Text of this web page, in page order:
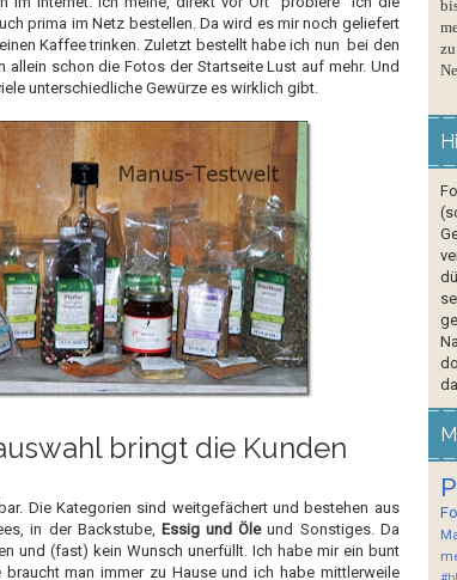
prima im Netz bestellen. Da wird es mir noch geliefert
Kaffee trinken. Zuletzt bestellt habe ich nun bei den
allein schon die Fotos der Startseite Lust auf mehr. Und
unterschiedliche Gewürze es wirklich gibt.
bringt die Kunden
Die Kategorien sind weitgefächert und bestehen aus
in der Backstube, Essig und Öleund Sonstiges. Da
und (fast) kein Wunsch unerfüllt. Ich habe mir ein bunt
man immer zu Hause und ich habe mittlerweile